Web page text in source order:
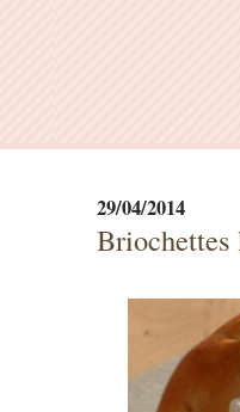
29/04/2014
Briochettes